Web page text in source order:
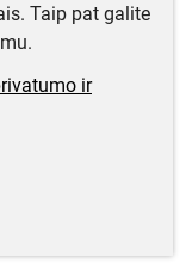
Taip pat galite
ir